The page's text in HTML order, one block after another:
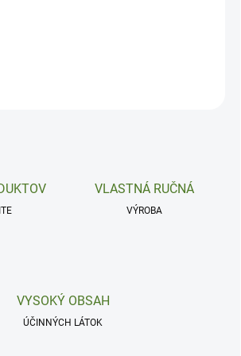
VLASTNÁ RUČNÁ
VÝROBA
VYSOKÝ OBSAH
ÚČINNÝCH LÁTOK